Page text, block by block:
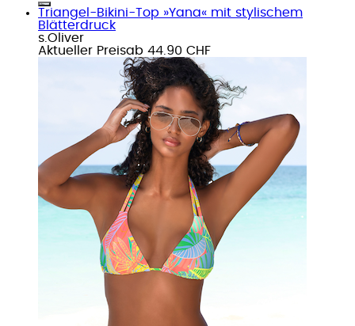
Triangel-Bikini-Top »Yana« mit stylischem
Blätterdruck
s.Oliver
Aktueller Preisab 44.90 CHF